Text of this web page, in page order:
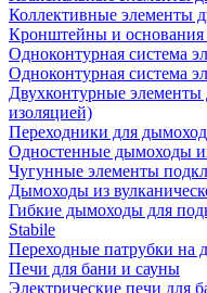
Коллективные элементы
Кронштейны и
Одноконтурная система
Одноконтурная система
Двухконтурные элементы
изоляцией)
Переходники для
Одностенные дымоходы
Чугунные элементы
Дымоходы из
Гибкие дымоходы для
Stabile
Переходные патрубки на
Печи для бани и сауны
Электрические печи для